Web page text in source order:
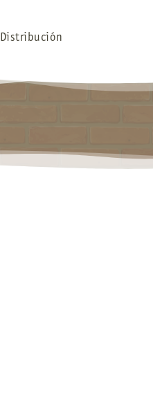
Distribución